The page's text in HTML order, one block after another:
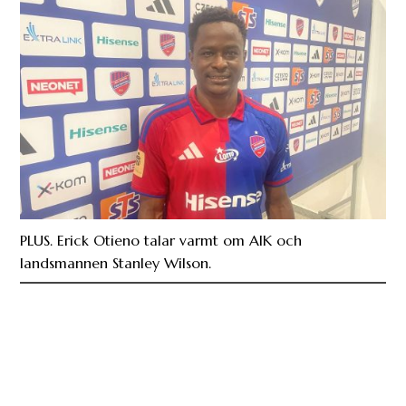
PLUS. Erick Otieno talar varmt om AIK och
landsmannen Stanley Wilson.